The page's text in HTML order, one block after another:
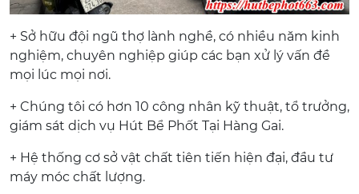
+ Sở hữu đội ngũ thợ lành nghề, có nhiều năm kinh
nghiệm, chuyên nghiệp giúp các bạn xử lý vấn đề
mọi lúc mọi nơi.
+ Chúng tôi có hơn 10 công nhân kỹ thuật, tổ trưởng,
giám sát dịch vụ Hút Bể Phốt Tại Hàng Gai.
+ Hệ thống cơ sở vật chất tiên tiến hiện đại, đầu tư
máy móc chất lượng.